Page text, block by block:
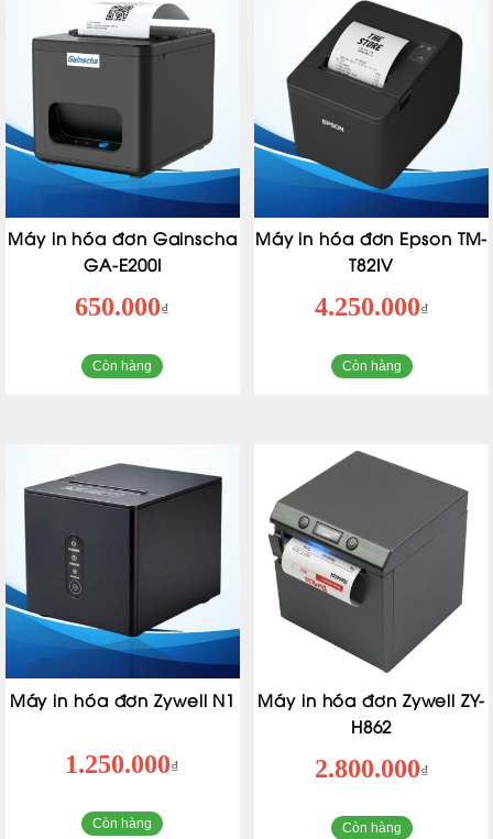
Máy in hóa đơn Gainscha
GA-E200I
650.000₫
Còn hàng
Máy in hóa đơn Epson TM-
T82IV
4.250.000₫
Còn hàng
Máy in hóa đơn Zywell N1
1.250.000₫
Còn hàng
Máy in hóa đơn Zywell ZY-
H862
2.800.000₫
Còn hàng